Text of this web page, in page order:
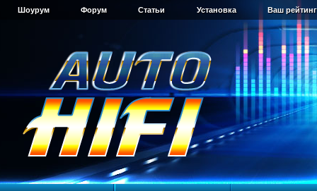
Шоурум Форум Статьи Установка Ваш